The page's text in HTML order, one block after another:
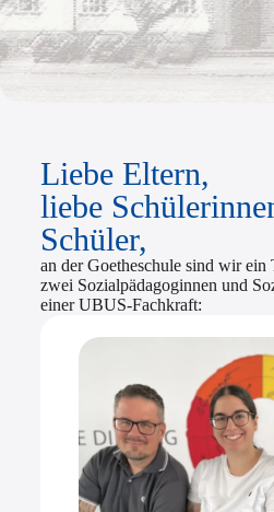
Liebe Eltern,
liebe
Schüler,
an der Goetheschule sind wir ein
zwei Sozialpädagoginnen und
einer UBUS-Fachkraft: